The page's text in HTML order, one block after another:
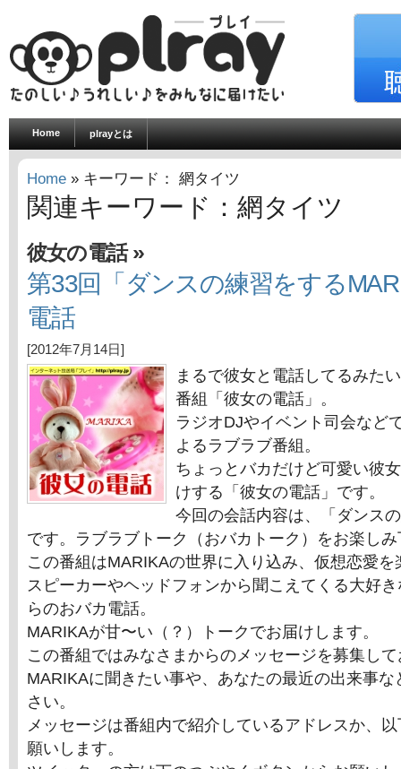
Home plrayとは
Home » キーワード： 網タイツ
関連キーワード：網タイツ
彼女の電話»
第33回「ダンスの練習をする
電話
[2012年7月14日]
まるで彼女と電話してるみた
番組「彼女の電話」。
ラジオDJやイベント司会など
よるラブラブ番組。
ちょっとバカだけど可愛い彼
けする「彼女の電話」です。
今回の会話内容は、「ダンス
です。ラブラブトーク（おバカトーク）をお楽し
この番組はMARIKAの世界に入り込み、仮想恋愛
スピーカーやヘッドフォンから聞こえてくる大好
らのおバカ電話。
MARIKAが甘〜い（？）トークでお届けします。
この番組ではみなさまからのメッセージを募集し
MARIKAに聞きたい事や、あなたの最近の出来事
さい。
メッセージは番組内で紹介しているアドレスか、
願いします。